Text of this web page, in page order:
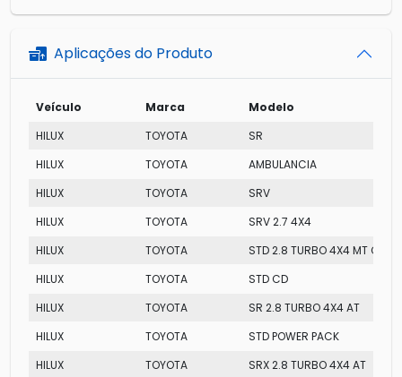
Aplicações do Produto
Veículo Marca
Modelo
HILUX
TOYOTA
SR
HILUX
TOYOTA
AMBULANCIA
HILUX
TOYOTA
SRV
HILUX
TOYOTA
SRV 2.7 4X4
HILUX
TOYOTA
STD 2.8 TURBO 4X4 MT CS
HILUX
TOYOTA
STD CD
HILUX
TOYOTA
SR 2.8 TURBO 4X4 AT
HILUX
TOYOTA
STD POWER PACK
HILUX
TOYOTA
SRX 2.8 TURBO 4X4 AT